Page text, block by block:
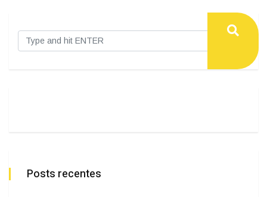
Posts recentes